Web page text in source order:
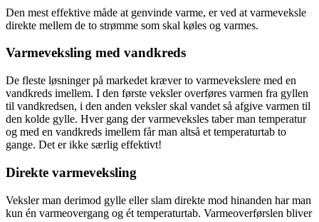
Den mest effektive måde at genvinde varme, er ved at varmeveksle
direkte mellem de to strømme som skal køles og varmes.
Varmeveksling med vandkreds
De fleste løsninger på markedet kræver to varmevekslere med en
vandkreds imellem. I den første veksler overføres varmen fra gyllen
til vandkredsen, i den anden veksler skal vandet så afgive varmen til
den kolde gylle. Hver gang der varmeveksles taber man temperatur
og med en vandkreds imellem får man altså et temperaturtab to
gange. Det er ikke særlig effektivt!
Direkte varmeveksling
Veksler man derimod gylle eller slam direkte mod hinanden har man
kun én varmeovergang og ét temperaturtab. Varmeoverførslen bliver